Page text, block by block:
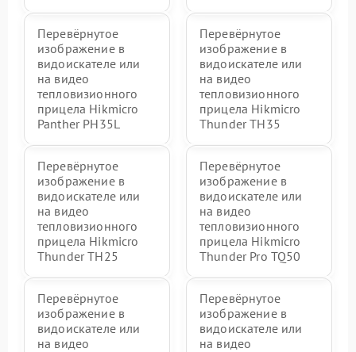
Перевёрнутое
изображение в
видоискателе или
на видео
тепловизионного
прицела Hikmicro
Panther PH35L
Перевёрнутое
изображение в
видоискателе или
на видео
тепловизионного
прицела Hikmicro
Thunder TH35
Перевёрнутое
изображение в
видоискателе или
на видео
тепловизионного
прицела Hikmicro
Thunder TH25
Перевёрнутое
изображение в
видоискателе или
на видео
тепловизионного
прицела Hikmicro
Thunder Pro TQ50
Перевёрнутое
изображение в
видоискателе или
на видео
Перевёрнутое
изображение в
видоискателе или
на видео